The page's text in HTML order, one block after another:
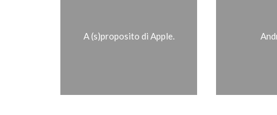
A (s)proposito di Apple.